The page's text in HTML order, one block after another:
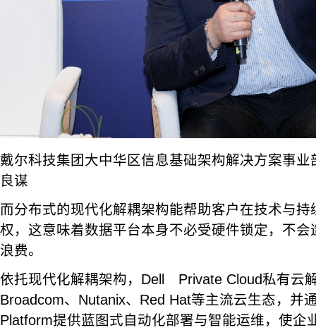
戴尔科技集团大中华区信息基础架构解决方案事
良谋
而分布式的现代化解耦架构能帮助客户在技术与
权，这意味着数据平台本身不必受硬件锁定，不
浪费。
依托现代化解耦架构，Dell Private Cloud私有云
Broadcom、Nutanix、Red Hat等主流云生态，
Platform提供蓝图式自动化部署与智能运维，使企